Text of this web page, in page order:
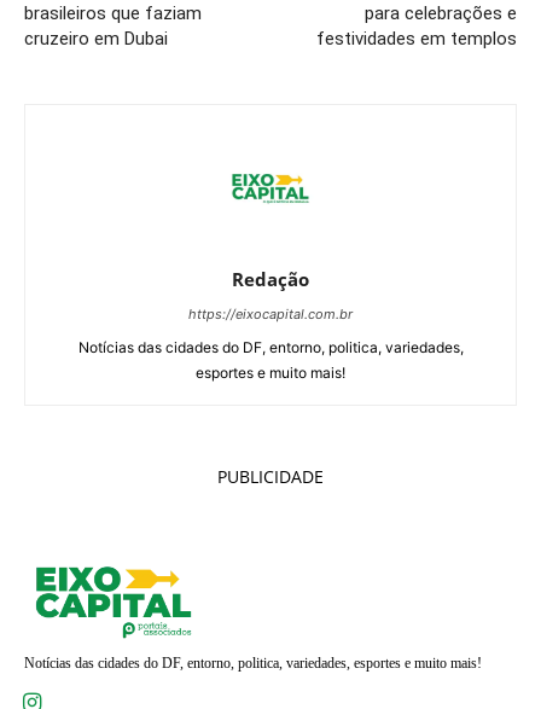
brasileiros que faziam
cruzeiro em Dubai
para celebrações e
festividades em templos
Redação
https://eixocapital.com.br
Notícias das cidades do DF, entorno, politica, variedades,
esportes e muito mais!
PUBLICIDADE
Notícias das cidades do DF, entorno, politica, variedades, esportes e muito mais!